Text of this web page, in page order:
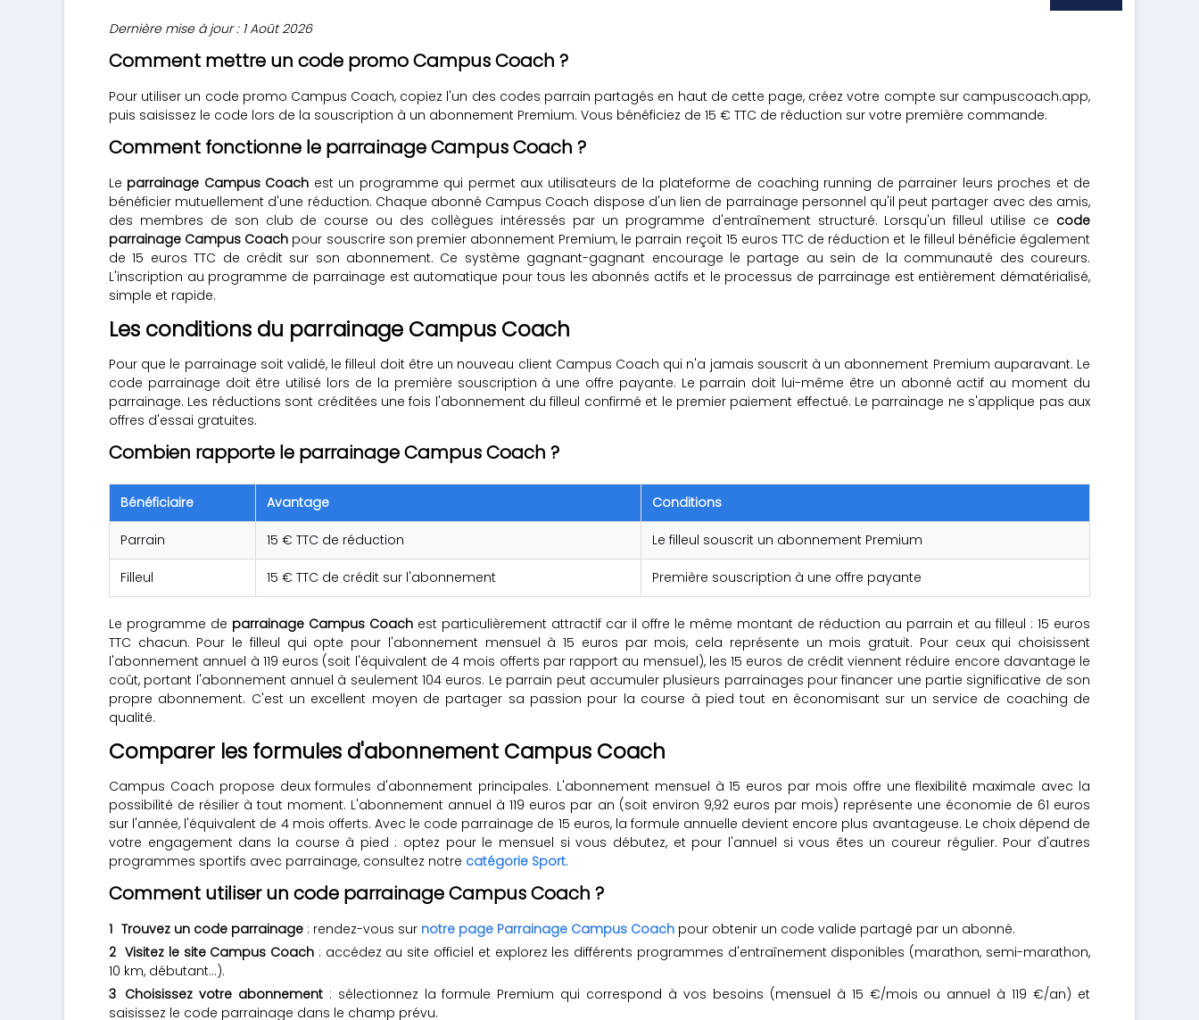
Dernière mise à jour : 1 Août 2026
Comment mettre un code promo Campus Coach ?
Pour utiliser un code promo Campus Coach, copiez l'un des codes parrain partagés en haut de cette page, créez votre compte sur campuscoach.app,
puis saisissez le code lors de la souscription à un abonnement Premium. Vous bénéficiez de 15 € TTC de réduction sur votre première commande.
Comment fonctionne le parrainage Campus Coach ?
Le parrainage Campus Coach est un programme qui permet aux utilisateurs de la plateforme de coaching running de parrainer leurs proches et de
bénéficier mutuellement d'une réduction. Chaque abonné Campus Coach dispose d'un lien de parrainage personnel qu'il peut partager avec des amis,
des membres de son club de course ou des collègues intéressés par un programme d'entraînement structuré. Lorsqu'un filleul utilise ce code
parrainage Campus Coach pour souscrire son premier abonnement Premium, le parrain reçoit 15 euros TTC de réduction et le filleul bénéficie également
de 15 euros TTC de crédit sur son abonnement. Ce système gagnant-gagnant encourage le partage au sein de la communauté des coureurs.
L'inscription au programme de parrainage est automatique pour tous les abonnés actifs et le processus de parrainage est entièrement dématérialisé,
simple et rapide.
Les conditions du parrainage Campus Coach
Pour que le parrainage soit validé, le filleul doit être un nouveau client Campus Coach qui n'a jamais souscrit à un abonnement Premium auparavant. Le
code parrainage doit être utilisé lors de la première souscription à une offre payante. Le parrain doit lui-même être un abonné actif au moment du
parrainage. Les réductions sont créditées une fois l'abonnement du filleul confirmé et le premier paiement effectué. Le parrainage ne s'applique pas aux
offres d'essai gratuites.
Combien rapporte le parrainage Campus Coach ?
Bénéficiaire Avantage Conditions
Parrain 15 € TTC de réduction Le filleul souscrit un abonnement Premium
Filleul 15 € TTC de crédit sur l'abonnement Première souscription à une offre payante
Le programme de parrainage Campus Coach est particulièrement attractif car il offre le même montant de réduction au parrain et au filleul : 15 euros
TTC chacun. Pour le filleul qui opte pour l'abonnement mensuel à 15 euros par mois, cela représente un mois gratuit. Pour ceux qui choisissent
l'abonnement annuel à 119 euros (soit l'équivalent de 4 mois offerts par rapport au mensuel), les 15 euros de crédit viennent réduire encore davantage le
coût, portant l'abonnement annuel à seulement 104 euros. Le parrain peut accumuler plusieurs parrainages pour financer une partie significative de son
propre abonnement. C'est un excellent moyen de partager sa passion pour la course à pied tout en économisant sur un service de coaching de
qualité.
Comparer les formules d'abonnement Campus Coach
Campus Coach propose deux formules d'abonnement principales. L'abonnement mensuel à 15 euros par mois offre une flexibilité maximale avec la
possibilité de résilier à tout moment. L'abonnement annuel à 119 euros par an (soit environ 9,92 euros par mois) représente une économie de 61 euros
sur l'année, l'équivalent de 4 mois offerts. Avec le code parrainage de 15 euros, la formule annuelle devient encore plus avantageuse. Le choix dépend de
votre engagement dans la course à pied : optez pour le mensuel si vous débutez, et pour l'annuel si vous êtes un coureur régulier. Pour d'autres
programmes sportifs avec parrainage, consultez notre catégorie Sport.
Comment utiliser un code parrainage Campus Coach ?
Trouvez un code parrainage : rendez-vous sur notre page Parrainage Campus Coach pour obtenir un code valide partagé par un abonné.
Visitez le site Campus Coach : accédez au site officiel et explorez les différents programmes d'entraînement disponibles (marathon, semi-marathon,
10 km, débutant...).
Choisissez votre abonnement: sélectionnez la formule Premium qui correspond à vos besoins (mensuel à 15 €/mois ou annuel à 119 €/an) et
saisissez le code parrainage dans le champ prévu.